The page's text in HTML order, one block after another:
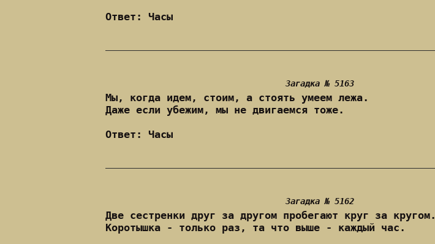
Ответ: Часы
Загадка № 5163
Мы, когда идем, стоим, а стоять умеем лежа.
Даже если убежим, мы не двигаемся тоже.
Ответ: Часы
Загадка № 5162
Две сестренки друг за другом пробегают круг за кругом.
Коротышка - только раз, та что выше - каждый час.